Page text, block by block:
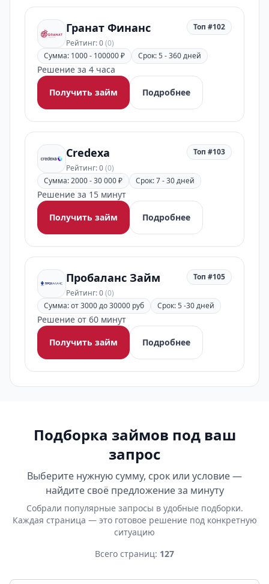
Гранат Финанс
Рейтинг: 0(0)
Топ #102
Сумма: 1000 - 100000 ₽ Срок: 5 - 360 дней
Решение за 4 часа
Получить займ
Подробнее
Credexa
Рейтинг: 0(0)
Топ #103
Сумма: 2000 - 30 000 ₽ Срок: 7 - 30 дней
Решение за 15 минут
Получить займ
Подробнее
Пробаланс Займ
Рейтинг: 0(0)
Топ #105
Сумма: от 3000 до 30000 руб Срок: 5 -30 дней
Решение от 60 минут
Получить займ
Подробнее
Подборка займов под ваш
запрос
Выберите нужную сумму, срок или условие —
найдите своё предложение за минуту
Собрали популярные запросы в удобные подборки.
Каждая страница — это готовое решение под конкретную
ситуацию
Всего страниц: 127